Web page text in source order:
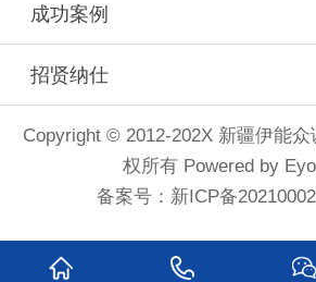
成功案例
招贤纳仕
Copyright © 2012-202X 新疆伊能
权所有Powered by
备案号： 新ICP备